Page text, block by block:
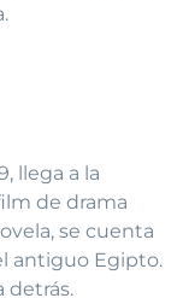
llega a la
de drama
se cuenta
antiguo Egipto.
detrás.